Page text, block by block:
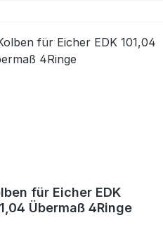
für Eicher EDK
Übermaß 4Ringe